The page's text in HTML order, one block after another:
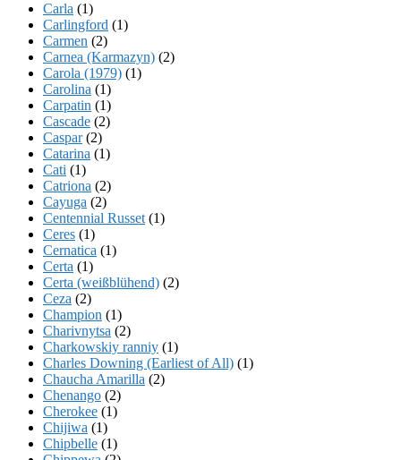
Carla (1)
Carlingford (1)
Carmen (2)
Carnea (Karmazyn) (2)
Carola (1979) (1)
Carolina (1)
Carpatin (1)
Cascade (2)
Caspar(2)
Catarina (1)
Cati (1)
Catriona (2)
Cayuga (2)
Centennial Russet (1)
Ceres (1)
Cernatica (1)
Certa (1)
Certa (weißblühend) (2)
Ceza (2)
Champion (1)
Charivnytsa (2)
Charkowskiy ranniy (1)
Charles Downing (Earliest of All) (1)
Chaucha Amarilla (2)
Chenango (2)
Cherokee (1)
Chijiwa (1)
Chipbelle (1)